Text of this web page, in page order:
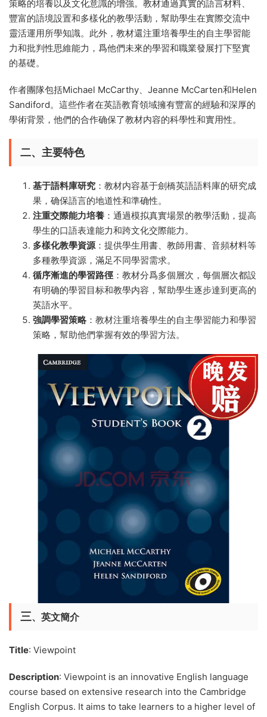
策略的培養以及文化意識的增強。教材通過真實的語言材料、
豐富的語境設置和多樣化的教學活動，幫助學生在實際交流中
靈活運用所學知識。此外，教材還注重培養學生的自主學習能
力和批判性思維能力，爲他們未來的學習和職業發展打下堅實
的基礎。
作者團隊包括Michael McCarthy、Jeanne McCarten和Helen
Sandiford。這些作者在英語教育領域擁有豐富的經驗和深厚的
學術背景，他們的合作确保了教材内容的科學性和實用性。
二、主要特色
基于語料庫研究 ：教材内容基于劍橋英語語料庫的研究成
果，确保語言的地道性和準确性。
注重交際能力培養 ：通過模拟真實場景的教學活動，提高
學生的口語表達能力和跨文化交際能力。
多樣化教學資源：提供學生用書、教師用書、音頻材料等
多種教學資源，滿足不同學習需求。
循序漸進的學習路徑 ：教材分爲多個層次，每個層次都設
有明确的學習目标和教學内容，幫助學生逐步達到更高的
英語水平。
強調學習策略 ：教材注重培養學生的自主學習能力和學習
策略，幫助他們掌握有效的學習方法。
三、英文簡介
Title: Viewpoint
Description: Viewpoint is an innovative English language
course based on extensive research into the Cambridge
English Corpus. It aims to take learners to a higher level of